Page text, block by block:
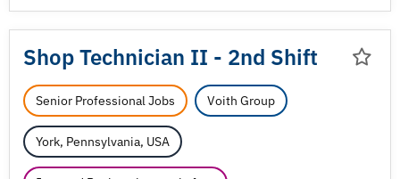
Shop Technician II - 2nd Shift
Senior Professional Jobs Voith Group
York, Pennsylvania, USA